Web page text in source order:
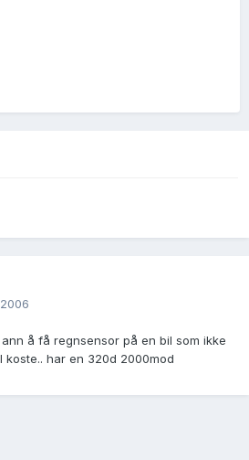
å få regnsensor på en bil som ikke
koste.. har en 320d 2000mod